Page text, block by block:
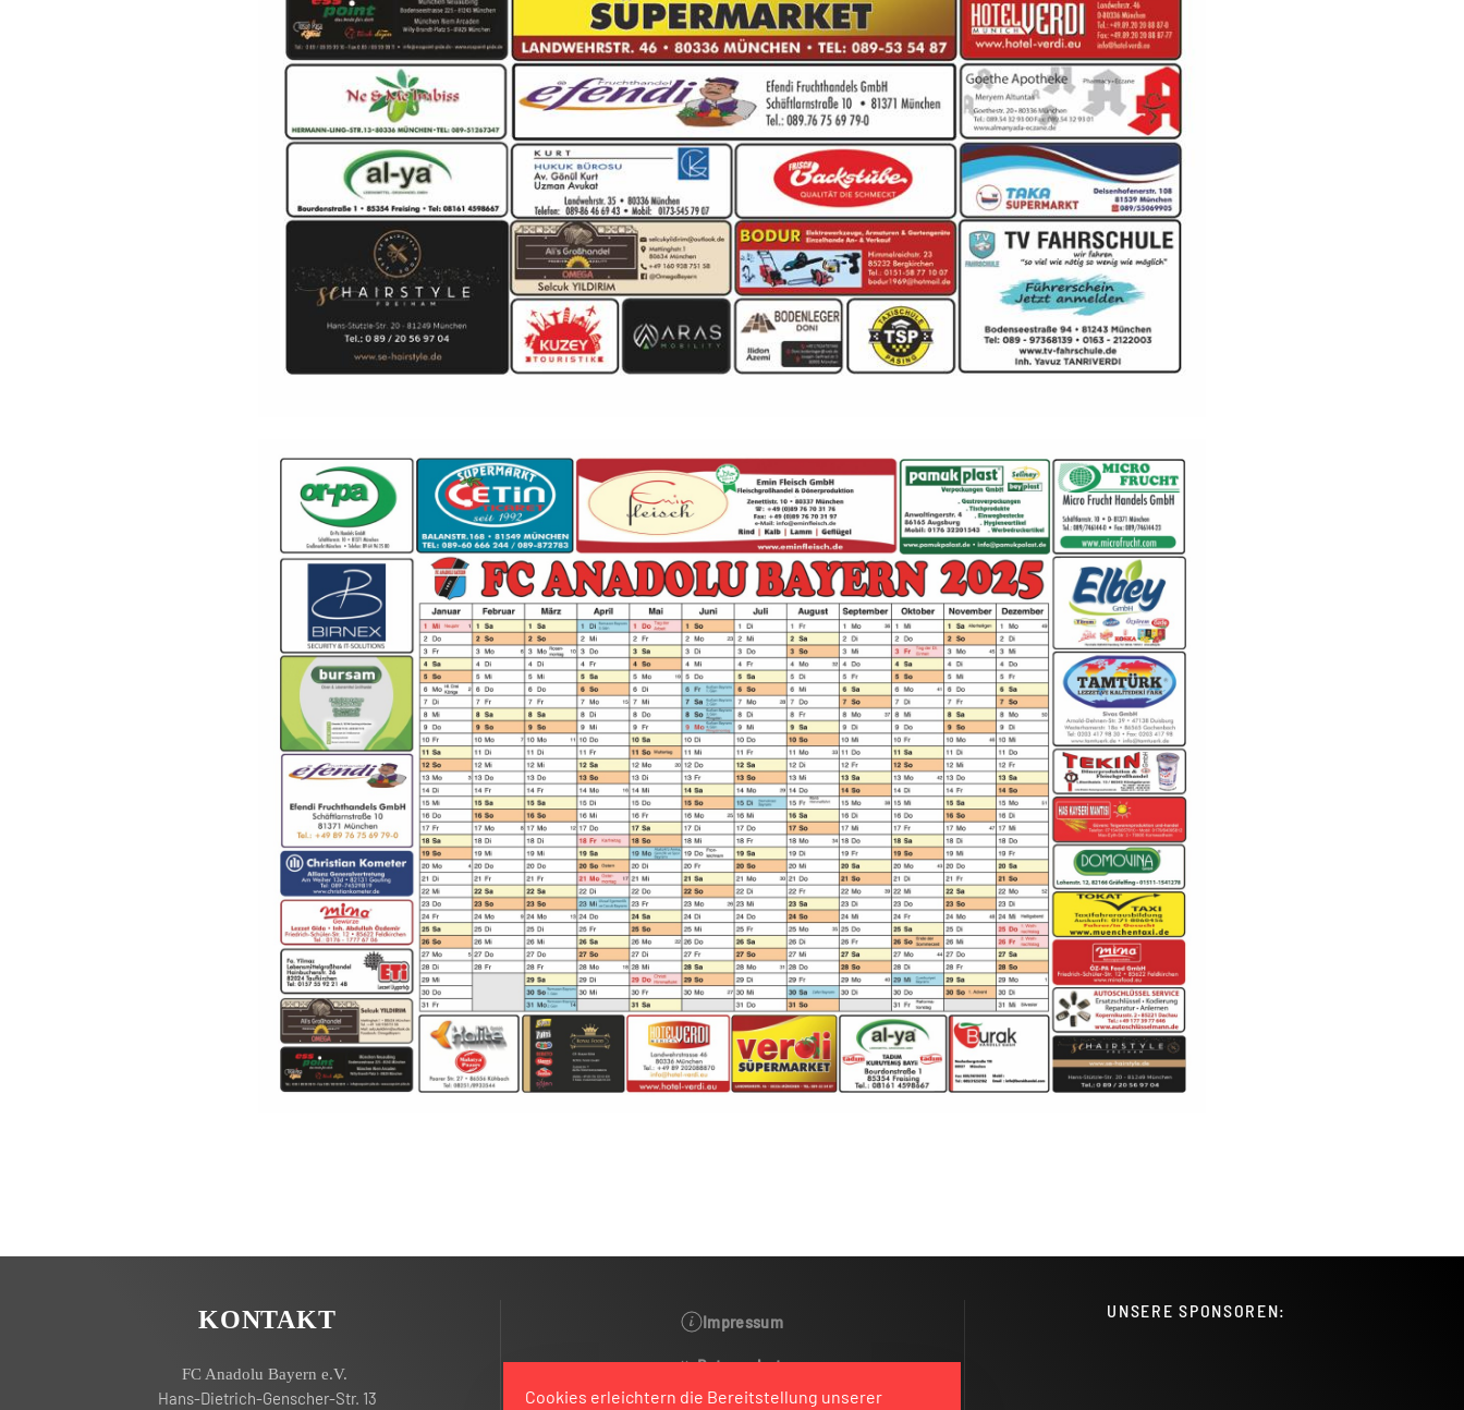
KONTAKT
FC Anadolu Bayern e.V.
Hans-Dietrich-Genscher-Str. 13
Impressum
Datenschutz
UNSERE SPONSOREN:
Cookies erleichtern die Bereitstellung unserer